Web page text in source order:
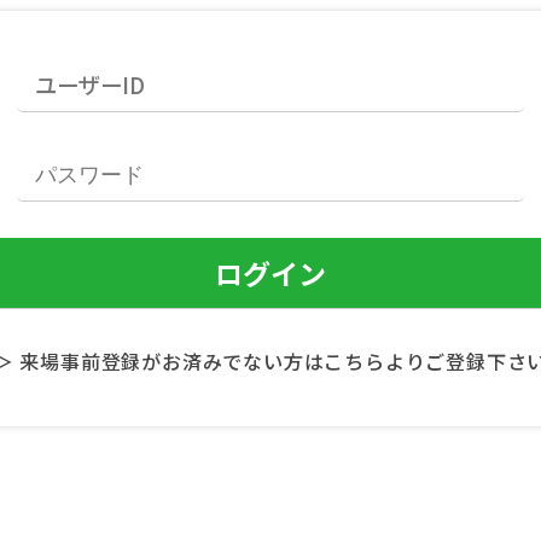
来場事前登録がお済みでない方はこちらよりご登録下さ